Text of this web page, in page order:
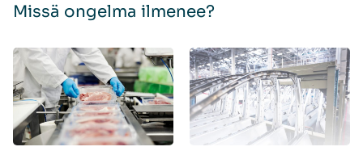
Missä ongelma ilmenee?